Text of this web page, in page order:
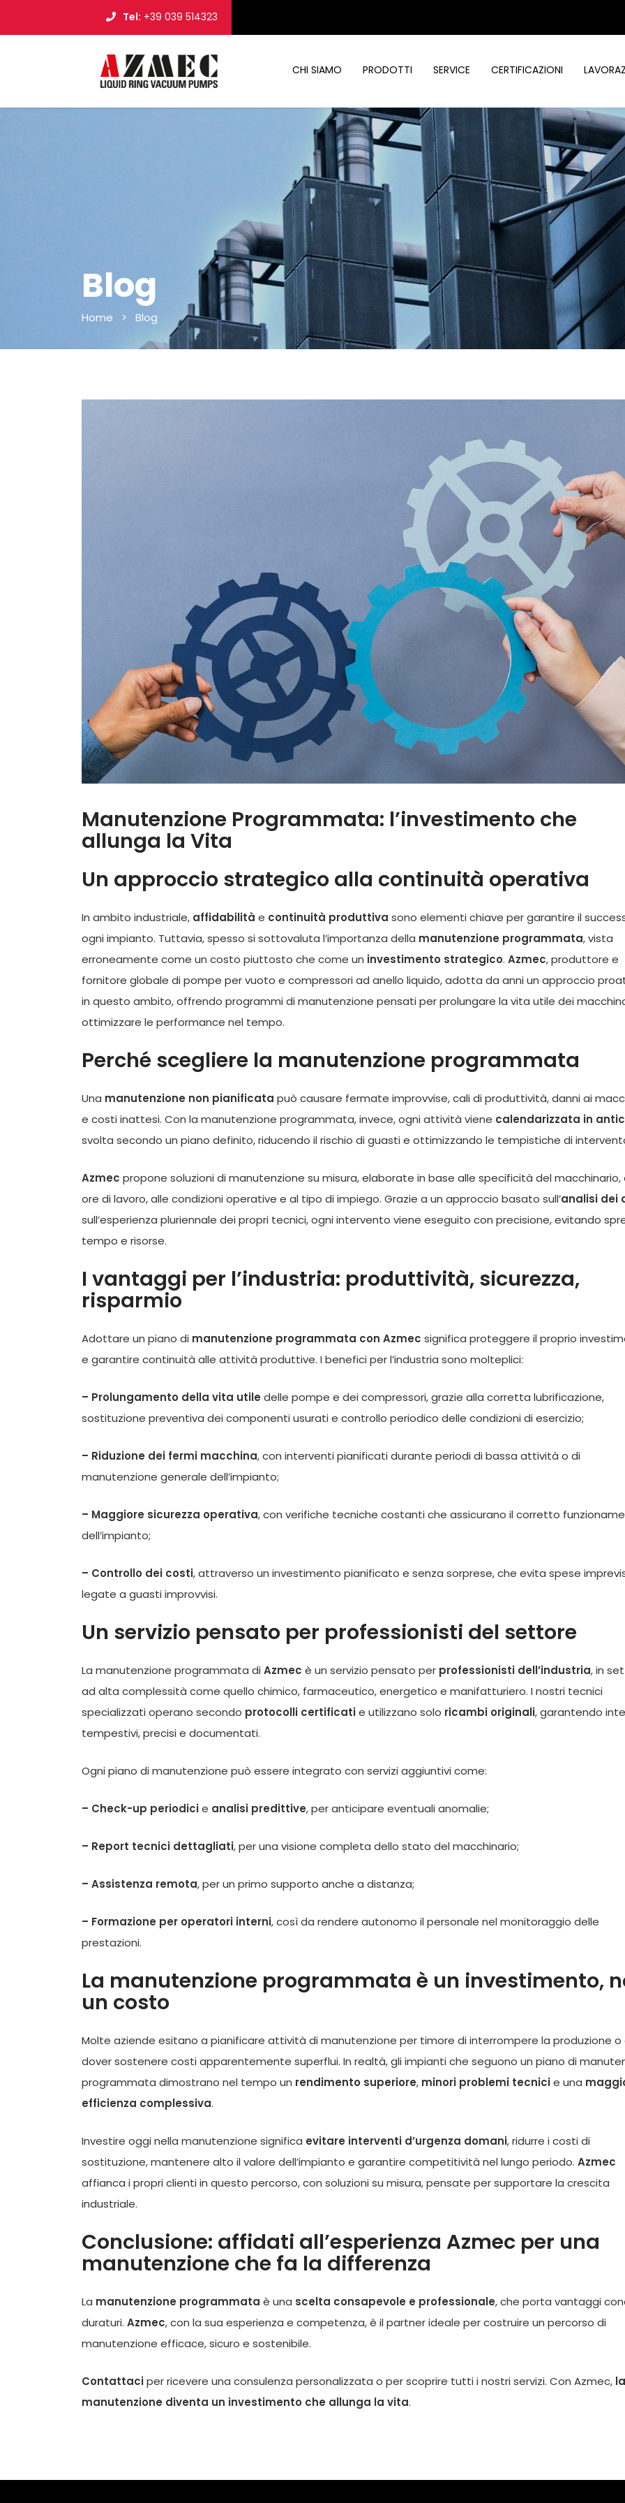
Tel: +39 039 514323
CHI SIAMO PRODOTTI SERVICE CERTIFICAZIONI
Blog
Home > Blog
Manutenzione Programmata: l’investimento che
allunga la Vita
Un approccio strategico alla continuità operativa
In ambito industriale, affidabilità e continuità produttiva sono elementi chiave per garantire il
ogni impianto. Tuttavia, spesso si sottovaluta l’importanza della manutenzione programmata, vista
erroneamente come un costo piuttosto che come un investimento strategico. Azmec, produttore e
fornitore globale di pompe per vuoto e compressori ad anello liquido, adotta da anni un approccio
in questo ambito, offrendo programmi di manutenzione pensati per prolungare la vita utile dei
ottimizzare le performance nel tempo.
Perché scegliere la manutenzione programmata
Una manutenzione non pianificata può causare fermate improvvise, cali di produttività, danni ai
e costi inattesi. Con la manutenzione programmata, invece, ogni attività viene calendarizzata in
svolta secondo un piano definito, riducendo il rischio di guasti e ottimizzando le tempistiche di
Azmec propone soluzioni di manutenzione su misura, elaborate in base alle specificità del macchinario,
ore di lavoro, alle condizioni operative e al tipo di impiego. Grazie a un approccio basato sull’analisi dei
sull’esperienza pluriennale dei propri tecnici, ogni intervento viene eseguito con precisione, evitando
tempo e risorse.
I vantaggi per l’industria: produttività, sicurezza,
risparmio
Adottare un piano di manutenzione programmata con Azmec significa proteggere il proprio
e garantire continuità alle attività produttive. I benefici per l’industria sono molteplici:
– Prolungamento della vita utile delle pompe e dei compressori, grazie alla corretta lubrificazione,
sostituzione preventiva dei componenti usurati e controllo periodico delle condizioni di esercizio;
– Riduzione dei fermi macchina, con interventi pianificati durante periodi di bassa attività o di
manutenzione generale dell’impianto;
– Maggiore sicurezza operativa, con verifiche tecniche costanti che assicurano il corretto
dell’impianto;
– Controllo dei costi, attraverso un investimento pianificato e senza sorprese, che evita spese
legate a guasti improvvisi.
Un servizio pensato per professionisti del settore
La manutenzione programmata di Azmec è un servizio pensato per professionisti dell’industria, in
ad alta complessità come quello chimico, farmaceutico, energetico e manifatturiero. I nostri tecnici
specializzati operano secondo protocolli certificatie utilizzano solo ricambi originali, garantendo
tempestivi, precisi e documentati.
Ogni piano di manutenzione può essere integrato con servizi aggiuntivi come:
– Check-up periodicie analisi predittive, per anticipare eventuali anomalie;
– Report tecnici dettagliati, per una visione completa dello stato del macchinario;
– Assistenza remota, per un primo supporto anche a distanza;
– Formazione per operatori interni, così da rendere autonomo il personale nel monitoraggio delle
prestazioni.
La manutenzione programmata è un investimento,
un costo
Molte aziende esitano a pianificare attività di manutenzione per timore di interrompere la produzione o
dover sostenere costi apparentemente superflui. In realtà, gli impianti che seguono un piano di
programmata dimostrano nel tempo un rendimento superiore, minori problemi tecnicie una
efficienza complessiva.
Investire oggi nella manutenzione significa evitare interventi d’urgenza domani, ridurre i costi di
sostituzione, mantenere alto il valore dell’impianto e garantire competitività nel lungo periodo. Azmec
affianca i propri clienti in questo percorso, con soluzioni su misura, pensate per supportare la crescita
industriale.
Conclusione: affidati all’esperienza Azmec per una
manutenzione che fa la differenza
La manutenzione programmata è una scelta consapevole e professionale, che porta vantaggi
duraturi. Azmec, con la sua esperienza e competenza, è il partner ideale per costruire un percorso di
manutenzione efficace, sicuro e sostenibile.
Contattaciper ricevere una consulenza personalizzata o per scoprire tutti i nostri servizi. Con Azmec, la
manutenzione diventa un investimento che allunga la vita.